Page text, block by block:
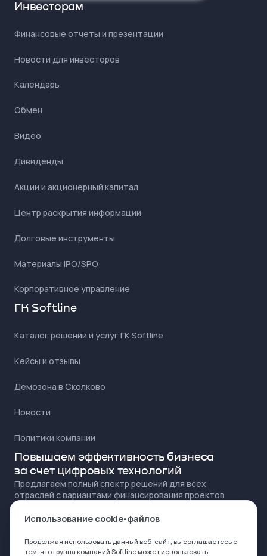
Использование cookie-файлов
Продолжая использовать данный веб-сайт, вы соглашаетесь с
тем, что группа компаний Softline можетиспользовать
Инвесторам
Финансовые отчеты и презентации
Новости для инвесторов
Календарь
Обмен
Видео
Дивиденды
Акции и акционерный капитал
Центр раскрытия информации
Долговые инструменты
Материалы IPO/SPO
Корпоративное управление
ГК Softline
Каталог решений и услуг ГК Softline
Кейсы и отзывы
Демозона в Сколково
Новости
Политики компании
Повышаем эффективность бизнеса
за счет цифровых технологий
Предлагаем полный спектр решений для всех
отраслей с вариантами финансирования проектов
для любого бюджета